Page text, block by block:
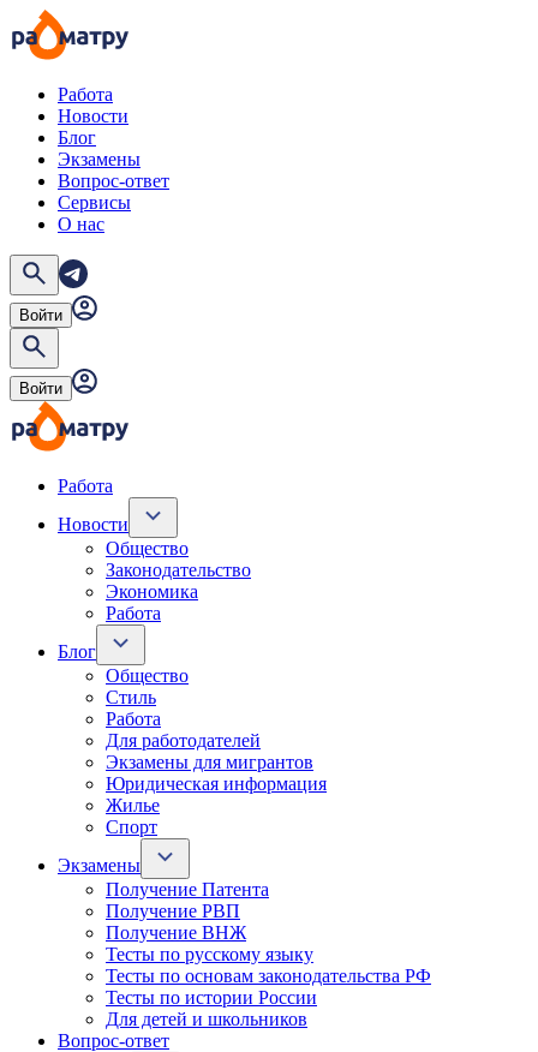
Работа
Новости
Блог
Экзамены
Вопрос-ответ
Сервисы
О нас
Войти
Войти
Работа
Новости
Общество
Законодательство
Экономика
Работа
Блог
Общество
Стиль
Работа
Для работодателей
Экзамены для мигрантов
Юридическая информация
Жилье
Спорт
Экзамены
Получение Патента
Получение РВП
Получение ВНЖ
Тесты по русскому языку
Тесты по основам законодательства РФ
Тесты по истории России
Для детей и школьников
Вопрос-ответ